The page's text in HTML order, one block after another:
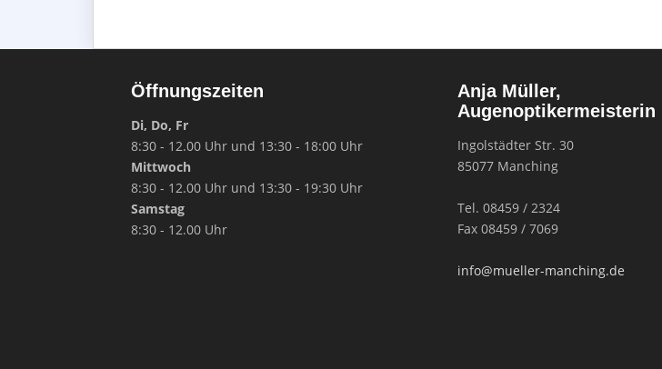
Öffnungszeiten
Di, Do, Fr
8:30 - 12.00 Uhr und 13:30 - 18:00 Uhr
Mittwoch
8:30 - 12.00 Uhr und 13:30 - 19:30 Uhr
Samstag
8:30 - 12.00 Uhr
Anja Müller,
Augenoptikermeisterin
Ingolstädter Str. 30
85077 Manching
Tel. 08459 / 2324
Fax 08459 / 7069
info@mueller-manching.de